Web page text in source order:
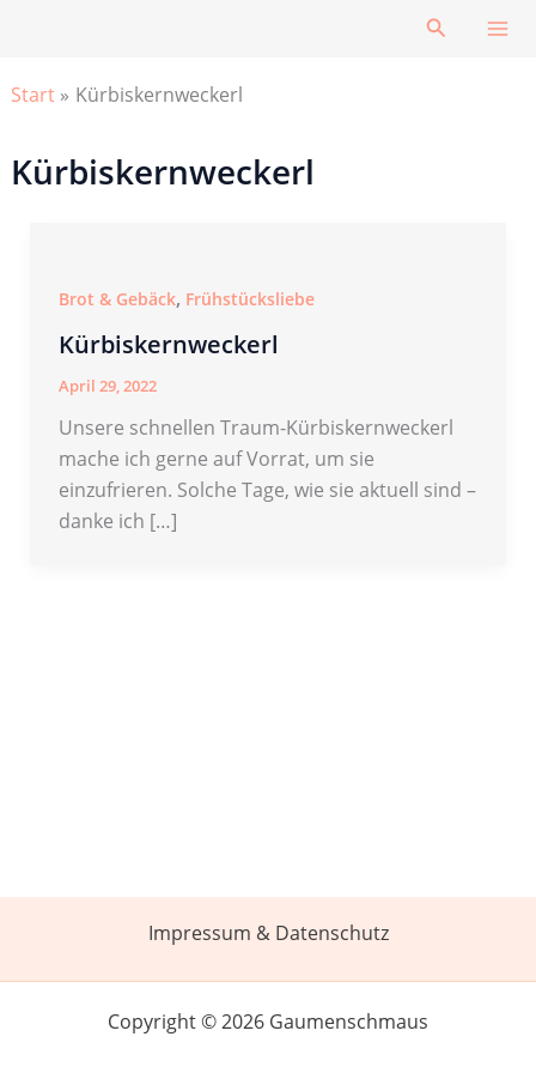
Suchen
Start Kürbiskernweckerl
Kürbiskernweckerl
Brot & Gebäck, Frühstücksliebe
Kürbiskernweckerl
April 29, 2022
Unsere schnellen Traum-Kürbiskernweckerl
mache ich gerne auf Vorrat, um sie
einzufrieren. Solche Tage, wie sie aktuell sind –
danke ich […]
Impressum & Datenschutz
Copyright © 2026 Gaumenschmaus